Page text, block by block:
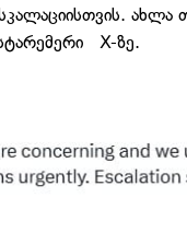
ახლა
X-ზე.